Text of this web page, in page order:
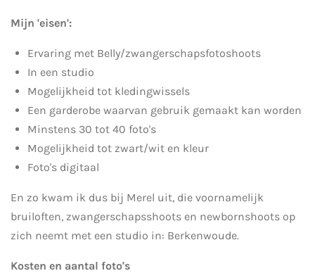
Mijn 'eisen':
Ervaring met Belly/zwangerschapsfotoshoots
In een studio
Mogelijkheid tot kledingwissels
Een garderobe waarvan gebruik gemaakt kan worden
Minstens 30 tot 40 foto's
Mogelijkheid tot zwart/wit en kleur
Foto's digitaal
En zo kwam ik dus bij Merel uit, die voornamelijk
bruiloften, zwangerschapsshoots en newbornshoots op
zich neemt met een studio in: Berkenwoude.
Kosten en aantal foto's